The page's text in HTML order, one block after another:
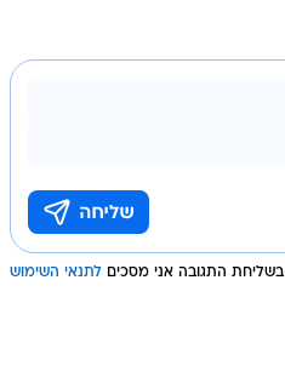
בשליחת התגובה אני מסכים לתנאי השימוש